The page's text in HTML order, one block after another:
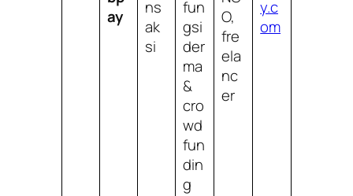
ay
ns
ak
si
fun
gsi
der
ma
&
cro
wd
fun
din
g
O,
fre
ela
nc
er
y.c
om